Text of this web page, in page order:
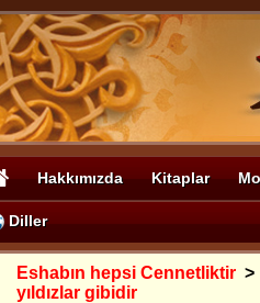
Hakkımızda Kitaplar
Diller
Eshabın hepsi Cennetliktir >
yıldızlar gibidir